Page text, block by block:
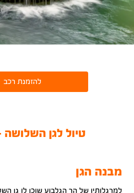
להזמנת רכב
טיול לגן
מבנה הגן
למרגלותיו של הר הגלבוע שוכן לו גן